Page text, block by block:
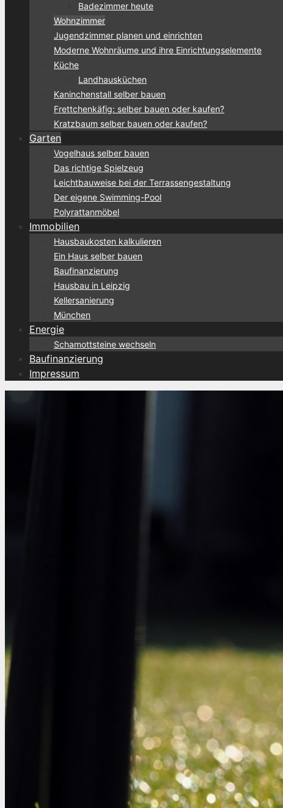
Badezimmer heute
Wohnzimmer
Jugendzimmer planen und einrichten
Moderne Wohnräume und ihre Einrichtungselemente
Küche
Landhausküchen
Kaninchenstall selber bauen
Frettchenkäfig: selber bauen oder kaufen?
Kratzbaum selber bauen oder kaufen?
Garten
Vogelhaus selber bauen
Das richtige Spielzeug
Leichtbauweise bei der Terrassengestaltung
Der eigene Swimming-Pool
Polyrattanmöbel
Immobilien
Hausbaukosten kalkulieren
Ein Haus selber bauen
Baufinanzierung
Hausbau in Leipzig
Kellersanierung
München
Energie
Schamottsteine wechseln
Baufinanzierung
Impressum